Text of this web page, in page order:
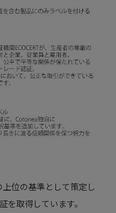
上位の基準として策定し
を取得しています。